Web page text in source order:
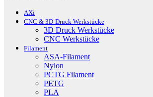
AXi
CNC & 3D-Druck Werkstücke
3D Druck Werkstücke
CNC Werkstücke
Filament
ASA-Filament
Nylon
PCTG Filament
PETG
PLA